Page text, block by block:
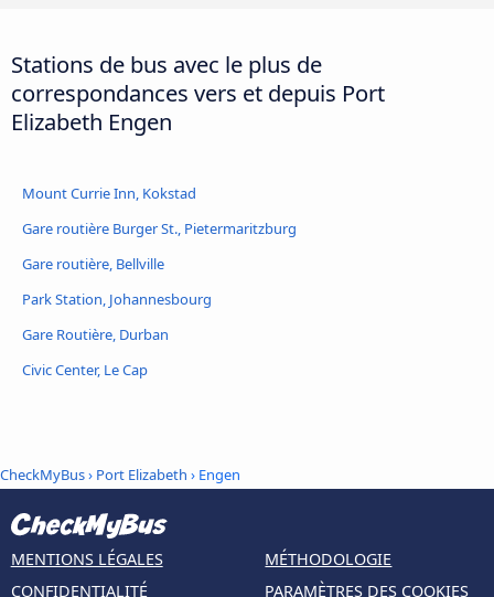
Stations de bus avec le plus de
correspondances vers et depuis Port
Elizabeth Engen
Mount Currie Inn, Kokstad
Gare routière Burger St., Pietermaritzburg
Gare routière, Bellville
Park Station, Johannesbourg
Gare Routière, Durban
Civic Center, Le Cap
CheckMyBus› Port Elizabeth › Engen
MENTIONS LÉGALES
CONFIDENTIALITÉ
MÉTHODOLOGIE
PARAMÈTRES DES COOKIES